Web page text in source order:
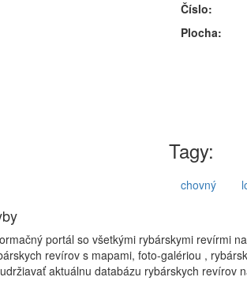
Číslo:
Plocha:
Tagy:
chovný
portál so všetkými rybárskymi revírmi
revírov s mapami, foto-galériou ,
aktuálnu databázu rybárskych revírov